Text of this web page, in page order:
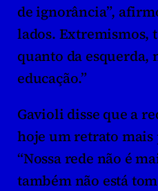
de ignorância”,
lados. Extremismos,
quanto da esquerda,
educação.”
Gavioli disse que a
hoje um retrato mais
“Nossa rede não é
também não está